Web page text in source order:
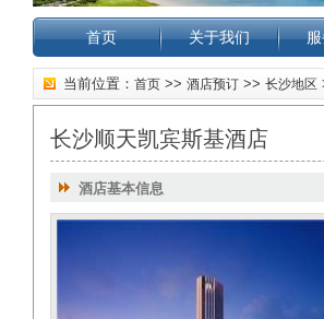
首页 关于我们
当前位置： 首页 >> 酒店预订 >> 长沙地区
长沙顺天凯宾斯基酒店
酒店基本信息